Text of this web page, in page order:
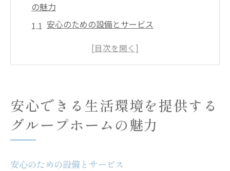
の魅力
安心のための設備とサービス
プライバシーを尊重した住まい
心地よい空間づくりのポイント
民間グループホームで感じる地域との深いつな
がり
地域社会との共生の重要性
安心できる生活環境を提供する
グループホームの魅力
安心のための設備とサービス